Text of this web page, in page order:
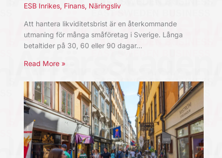
ESB Inrikes, Finans, Näringsliv
Att hantera likviditetsbrist är en återkommande
utmaning för många småföretag i Sverige. Långa
betaltider på 30, 60 eller 90 dagar…
Read More »